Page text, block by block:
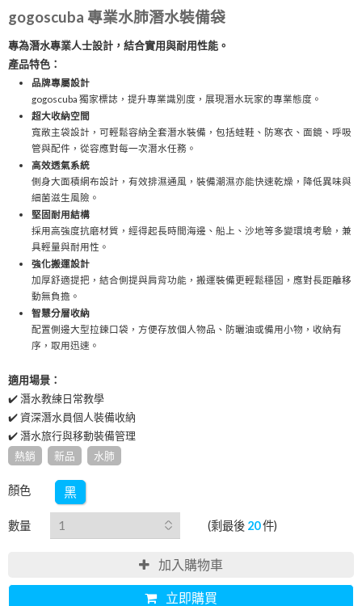
gogoscuba 專業水肺潛水裝備袋
專為潛水專業人士設計，結合實用與耐用性能。
產品特色：
品牌專屬設計
gogoscuba 獨家標誌，提升專業識別度，展現潛水玩家的專業態度。
超大收納空間
寬敞主袋設計，可輕鬆容納全套潛水裝備，包括蛙鞋、防寒衣、面鏡、呼吸
管與配件，從容應對每一次潛水任務。
高效透氣系統
側身大面積網布設計，有效排濕通風，裝備潮濕亦能快速乾燥，降低異味與
細菌滋生風險。
堅固耐用結構
採用高強度抗磨材質，經得起長時間海邊、船上、沙地等多變環境考驗，兼
具輕量與耐用性。
強化搬運設計
加厚舒適提把，結合側提與肩背功能，搬運裝備更輕鬆穩固，應對長距離移
動無負擔。
智慧分層收納
配置側邊大型拉鍊口袋，方便存放個人物品、防曬油或備用小物，收納有
序，取用迅速。
適用場景：
✔️ 潛水教練日常教學
✔️ 資深潛水員個人裝備收納
✔️ 潛水旅行與移動裝備管理
熱銷
新品 水肺
顏色 黑
數量 (剩最後 20件)
加入購物車
立即購買